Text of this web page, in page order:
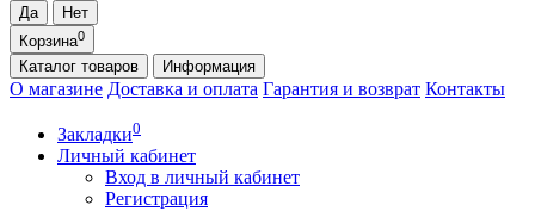
Корзина0
Каталог товаров Информация
О магазине Доставка и оплата Гарантия и возврат Контакты
Закладки0
Личный кабинет
Вход в личный кабинет
Регистрация